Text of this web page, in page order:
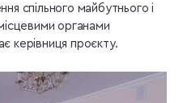
спільного майбутнього і
органами
керівниця проєкту.